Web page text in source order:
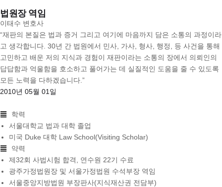
법원장 역임
이태수 변호사
“재판의 본질은 법과 증거 그리고 여기에 마음까지 담은 소통의 과정이라
고 생각합니다. 30년 간 법원에서 민사, 가사, 형사, 행정, 등 사건을 통해
고민하고 배운 저의 지식과 경험이 재판이라는 소통의 장에서 의뢰인의
답답함과 억울함을 호소하고 풀어가는 데 실질적인 도움을 줄 수 있도록
모든 노력을 다하겠습니다.”
2010년 05월 01일
학력
서울대학교 법과 대학 졸업
미국 Duke 대학 Law School(Visiting Scholar)
약력
제32회 사법시험 합격, 연수원 22기 수료
광주가정법원장 및 서울가정법원 수석부장 역임
서울중앙지방법원 부장판사(지식재산권 전담부)